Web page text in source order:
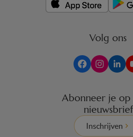
Volg ons
Abonneer je op
nieuwsbrief
Inschrijven